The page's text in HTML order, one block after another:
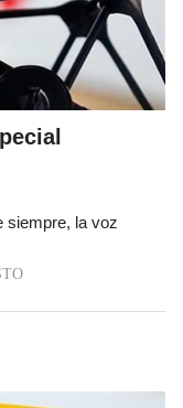
siempre, la voz